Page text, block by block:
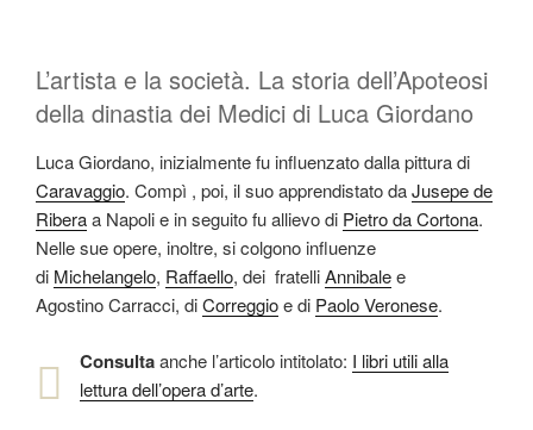
L’artista e la società. La storia dell’Apoteosi
della dinastia dei Medici di Luca Giordano
Luca Giordano, inizialmente fu influenzato dalla pittura di
Caravaggio. Compì , poi, il suo apprendistato daJusepe de
Riberaa Napoli e in seguito fu allievo di Pietro da Cortona.
Nelle sue opere, inoltre, si colgono influenze
di Michelangelo, Raffaello, dei fratelliAnnibalee
Agostino Carracci, diCorreggioe di Paolo Veronese.
Consultaanche l’articolo intitolato: I libri utili alla
lettura dell’opera d’arte.